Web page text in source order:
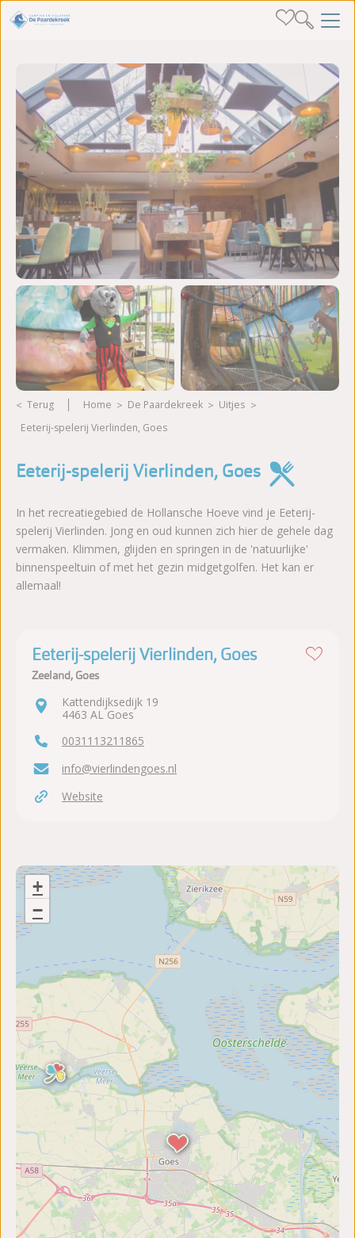
Terug Home De Paardekreek
Uitjes
Eeterij-spelerij Vierlinden, Goes
Eeterij-spelerij Vierlinden, Goes
In het recreatiegebied de Hollansche Hoeve vind je Eeterij-
spelerij Vierlinden. Jong en oud kunnen zich hier de gehele dag
vermaken. Klimmen, glijden en springen in de 'natuurlijke'
binnenspeeltuin of met het gezin midgetgolfen. Het kan er
allemaal!
Eeterij-spelerij Vierlinden, Goes
Zeeland, Goes
Kattendijksedijk 19
4463 AL Goes
0031113211865
info@vierlindengoes.nl
Website
+
−